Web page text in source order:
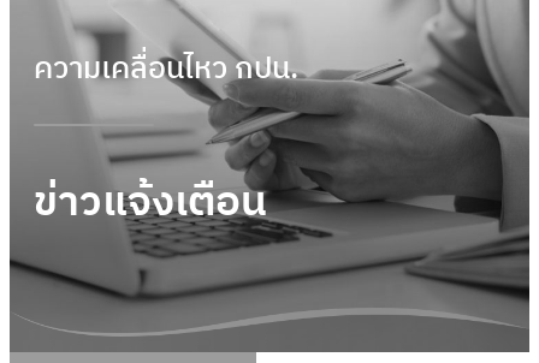
ความเคลื่อนไหว กปน.
ข่าวแจ้งเตือน